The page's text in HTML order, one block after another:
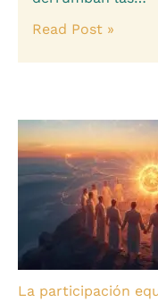
Read Post »
La participación